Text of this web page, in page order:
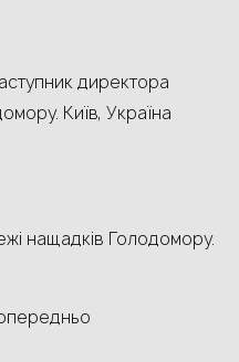
директора
Київ, Україна
нащадків Голодомору.